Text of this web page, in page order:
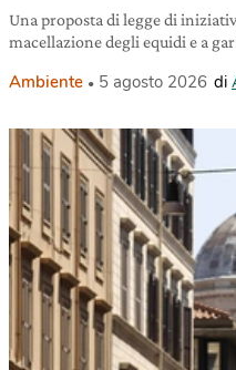
Una proposta di legge di
macellazione degli equidi e a
Ambiente 5 agosto 2026 di